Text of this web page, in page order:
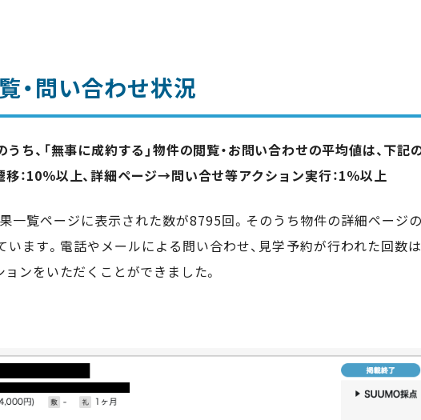
・問い合わせ状況
ち、「無事に成約する」物件の閲覧・お問い合わせの平均値は、下記
：10％以上、詳細ページ→問い合せ等アクション実行：1％以上
一覧ページに表示された数が8795回。そのうち物件の詳細ページ
ます。電話やメールによる問い合わせ、見学予約が行われた回数
ンをいただくことができました。